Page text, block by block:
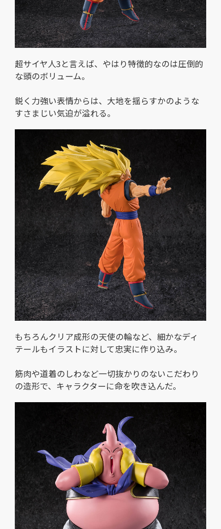
超サイヤ人3と言えば、やはり特徴的なのは圧倒的
な頭のボリューム。
鋭く力強い表情からは、大地を揺らすかのような
すさまじい気迫が溢れる。
もちろんクリア成形の天使の輪など、細かなディ
テールもイラストに対して忠実に作り込み。
筋肉や道着のしわなど一切抜かりのないこだわり
の造形で、キャラクターに命を吹き込んだ。